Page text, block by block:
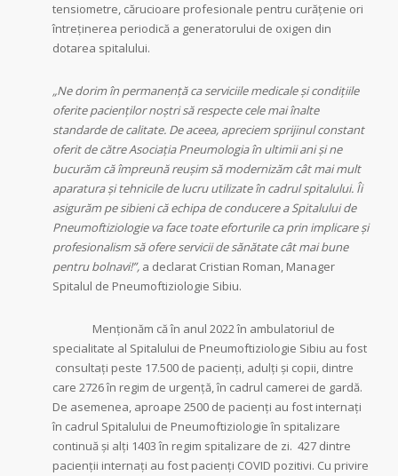
tensiometre, cărucioare profesionale pentru curățenie ori
întreținerea periodică a generatorului de oxigen din
dotarea spitalului.
„Ne dorim în permanență ca serviciile medicale și condițiile
oferite pacienților noștri să respecte cele mai înalte
standarde de calitate. De aceea, apreciem sprijinul constant
oferit de către Asociația Pneumologia în ultimii ani și ne
bucurăm că împreună reușim să modernizăm cât mai mult
aparatura și tehnicile de lucru utilizate în cadrul spitalului. Îi
asigurăm pe sibieni că echipa de conducere a Spitalului de
Pneumoftiziologie va face toate eforturile ca prin implicare și
profesionalism să ofere servicii de sănătate cât mai bune
pentru bolnavi!”, a declarat Cristian Roman, Manager
Spitalul de Pneumoftiziologie Sibiu.
Menționăm că în anul 2022 în ambulatoriul de
specialitate al Spitalului de Pneumoftiziologie Sibiu au fost
consultați peste 17.500 de pacienți, adulți și copii, dintre
care 2726 în regim de urgență, în cadrul camerei de gardă.
De asemenea, aproape 2500 de pacienți au fost internați
în cadrul Spitalului de Pneumoftiziologie în spitalizare
continuă și alți 1403 în regim spitalizare de zi. 427 dintre
pacienții internați au fost pacienți COVID pozitivi. Cu privire